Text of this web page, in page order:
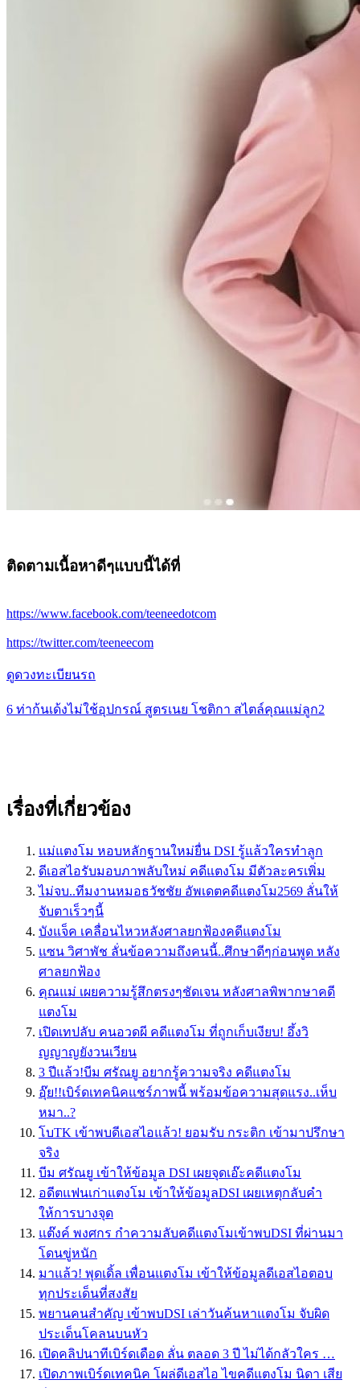
ติดตามเนื้อหาดีๆแบบนี้ได้ที่
https://www.facebook.com/teeneedotcom
https://twitter.com/teeneecom
ดูดวงทะเบียนรถ
6 ท่าก้นเด้งไม่ใช้อุปกรณ์ สูตรเนย โชติกา สไตล์คุณแม่ลูก2
เรื่องที่เกี่ยวข้อง
แม่แตงโม หอบหลักฐานใหม่ยื่น DSI รู้แล้วใครทำลูก
ดีเอสไอรับมอบภาพลับใหม่ คดีแตงโม มีตัวละครเพิ่ม
ไม่จบ..ทีมงานหมอธวัชชัย อัพเดตคดีแตงโม2569 ลั่นให้
จับตาเร็วๆนี้
บังแจ็ค เคลื่อนไหวหลังศาลยกฟ้องคดีแตงโม
แซน วิศาพัช ลั่นข้อความถึงคนนี้..ศึกษาดีๆก่อนพูด หลัง
ศาลยกฟ้อง
คุณแม่ เผยความรู้สึกตรงๆชัดเจน หลังศาลพิพากษาคดี
แตงโม
เปิดเทปลับ คนอวดผี คดีแตงโม ที่ถูกเก็บเงียบ! อึ้งวิ
ญญาญยังวนเวียน
3 ปีแล้ว!บีม ศรัณยู อยากรู้ความจริง คดีแตงโม
อุ๊ย!!เบิร์ดเทคนิคแชร์ภาพนี้ พร้อมข้อความสุดแรง..เห็บ
หมา..?
โบTK เข้าพบดีเอสไอแล้ว! ยอมรับ กระติก เข้ามาปรึกษา
จริง
บีม ศรัณยู เข้าให้ข้อมูล DSI เผยจุดเอ๊ะคดีแตงโม
อดีตแฟนเก่าแตงโม เข้าให้ข้อมูลDSI เผยเหตุกลับคำ
ให้การบางจุด
แต๊งค์ พงศกร กำความลับคดีแตงโมเข้าพบDSI ที่ผ่านมา
โดนขู่หนัก
มาแล้ว! พุดเดิ้ล เพื่อนแตงโม เข้าให้ข้อมูลดีเอสไอตอบ
ทุกประเด็นที่สงสัย
พยานคนสำคัญ เข้าพบDSI เล่าวันค้นหาแตงโม จับผิด
ประเด็นโคลนบนหัว
เปิดคลิปนาทีเบิร์ดเดือด ลั่น ตลอด 3 ปี ไม่ได้กลัวใคร …
เปิดภาพเบิร์ดเทคนิค โผล่ดีเอสไอ ไขคดีแตงโม นิดา เสีย